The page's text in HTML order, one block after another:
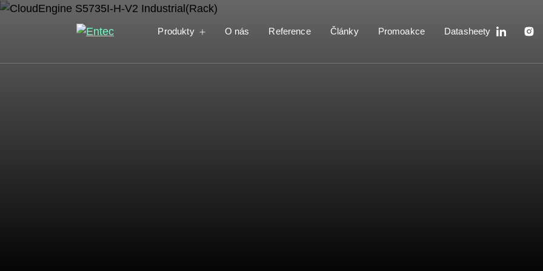
Produkty O nás Reference Články Promoakce Datasheety